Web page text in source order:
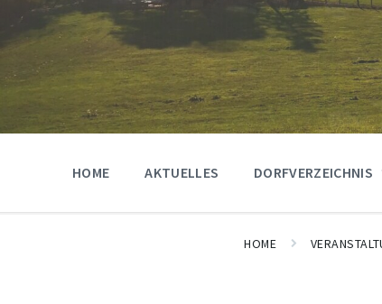
HOME AKTUELLES DORFVERZEICHNIS
HOME